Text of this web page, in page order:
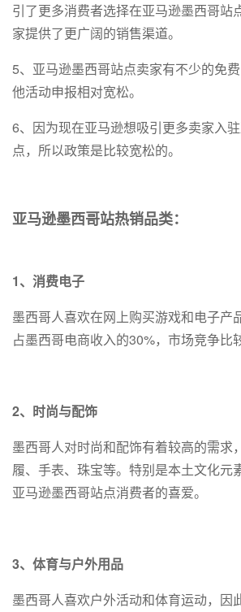
引了更多消费者选择在亚马逊墨西哥站
家提供了更广阔的销售渠道。
5、亚马逊墨西哥站点卖家有不少的免
他活动申报相对宽松。
6、因为现在亚马逊想吸引更多卖家入
点，所以政策是比较宽松的。
亚马逊墨西哥站热销品类：
1、消费电子
墨西哥人喜欢在网上购买游戏和电子产
占墨西哥电商收入的30%，市场竞争比
2、时尚与配饰
墨西哥人对时尚和配饰有着较高的需求
履、手表、珠宝等。特别是本土文化元
亚马逊墨西哥站点消费者的喜爱。
3、体育与户外用品
墨西哥人喜欢户外活动和体育运动，因